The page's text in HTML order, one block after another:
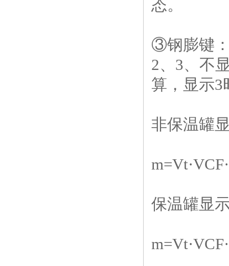
态。
③钢膨键
2、 3、不
算，显示3
非保温罐
保温罐显